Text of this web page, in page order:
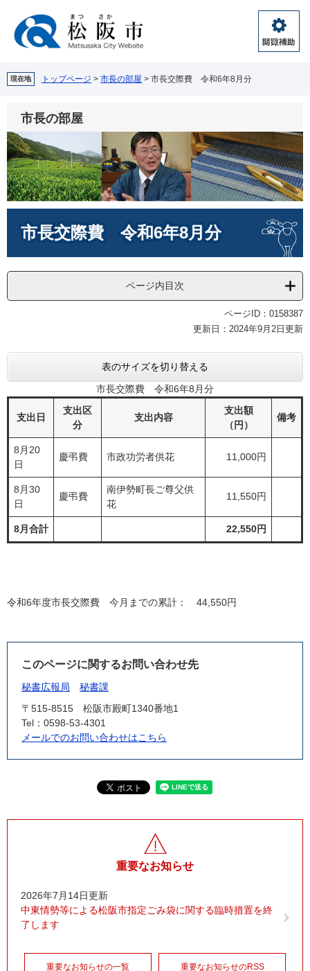
本
文
へ
閲
覧
現在地 トップページ > 市長の部屋 > 市長交際費 令和6年8月分
市長の部屋
市長交際費 令和6年8月分
ページ内目次
ページID：0158387
更新日：2024年9月2日更新
表のサイズを切り替える
市長交際費 令和6年8月分
支出日
支出区
分
支出内容
支出額
（円）
備考
8月20
日
慶弔費 市政功労者供花 11,000円
8月30
日
慶弔費
南伊勢町長ご尊父供
花
11,550円
8月合計 22,550円
令和6年度市長交際費 今月までの累計： 44,550円
このページに関するお問い合わせ先
秘書広報局
秘書課
〒515-8515
松阪市殿町1340番地1
Tel：0598-53-4301
メールでのお問い合わせはこちら
重要なお知らせ
2026年7月14日更新
中東情勢等による松阪市指定ごみ袋に関する臨時措置を終
了します
重要なお知らせの一覧 重要なお知らせのRSS